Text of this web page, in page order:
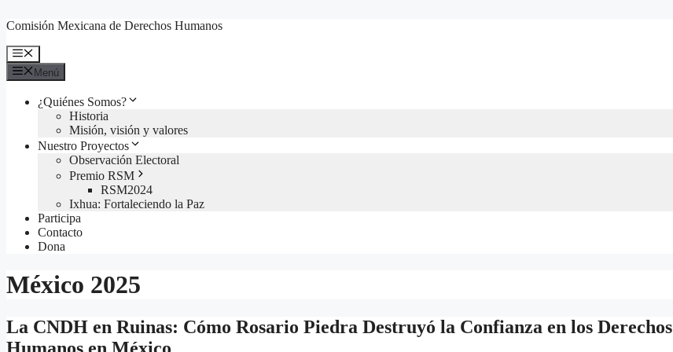
Comisión Mexicana de Derechos Humanos
Menú
¿Quiénes Somos?
Historia
Misión, visión y valores
Nuestro Proyectos
Observación Electoral
Premio RSM
RSM2024
Ixhua: Fortaleciendo la Paz
Participa
Contacto
Dona
México 2025
La CNDH en Ruinas: Cómo Rosario Piedra Destruyó la Confianza en los Derechos
Humanos en México